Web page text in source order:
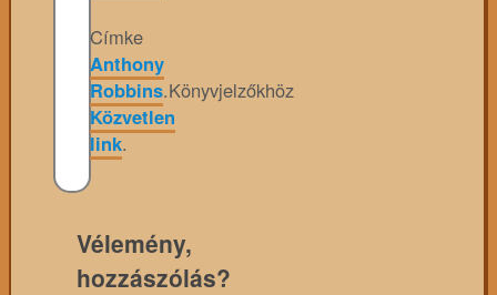
Címke
Anthony
Robbins.Könyvjelzőkhöz
Közvetlen
link.
Vélemény,
hozzászólás?